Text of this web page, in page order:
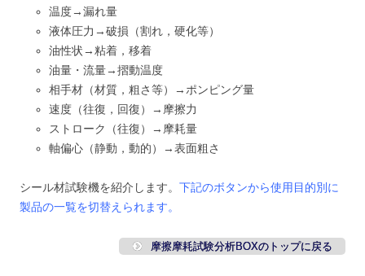
温度→漏れ量
液体圧力→破損（割れ，硬化等）
油性状→粘着，移着
油量・流量→摺動温度
相手材（材質，粗さ等）→ポンピング量
速度（往復，回復）→摩擦力
ストローク（往復）→摩耗量
軸偏心（静動，動的）→表面粗さ
シール材試験機を紹介します。 下記のボタンから使用目的別に
製品の一覧を切替えられます。
摩擦摩耗試験分析BOXのトップに戻る